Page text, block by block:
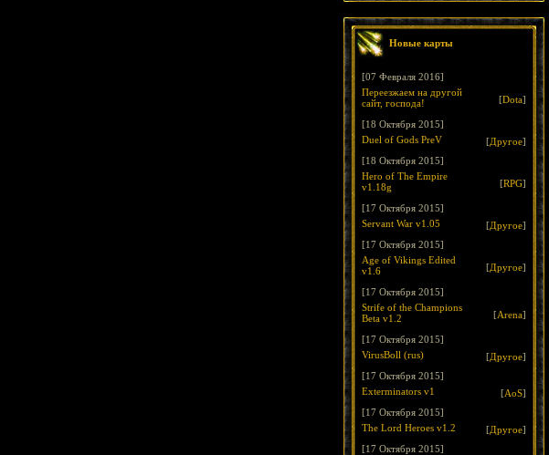
Новые карты
[07 Февраля 2016]
Переезжаем на другой
сайт, господа!
[Dota]
[18 Октября 2015]
Duel of Gods PreV
[Другое]
[18 Октября 2015]
Hero of The Empire
v1.18g
[RPG]
[17 Октября 2015]
Servant War v1.05
[Другое]
[17 Октября 2015]
Age of Vikings Edited
v1.6
[Другое]
[17 Октября 2015]
Strife of the Champions
Beta v1.2
[Arena]
[17 Октября 2015]
VirusBoll (rus)
[Другое]
[17 Октября 2015]
Exterminators v1
[AoS]
[17 Октября 2015]
The Lord Heroes v1.2
[Другое]
[17 Октября 2015]